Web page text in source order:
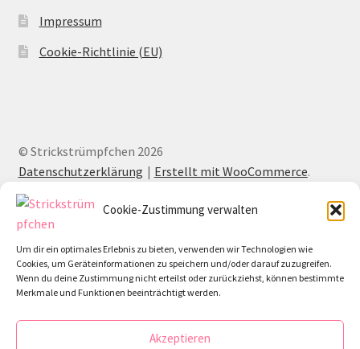
Cookie-Zustimmung verwalten
Um dir ein optimales Erlebnis zu bieten, verwenden wir Technologien wie
Cookies, um Geräteinformationen zu speichern und/oder darauf zuzugreifen.
Wenn du deine Zustimmung nicht erteilst oder zurückziehst, können bestimmte
Merkmale und Funktionen beeinträchtigt werden.
Akzeptieren
Impressum
Cookie-Richtlinie (EU)
© Strickstrümpfchen 2026
Datenschutzerklärung
Erstellt mit WooCommerce.